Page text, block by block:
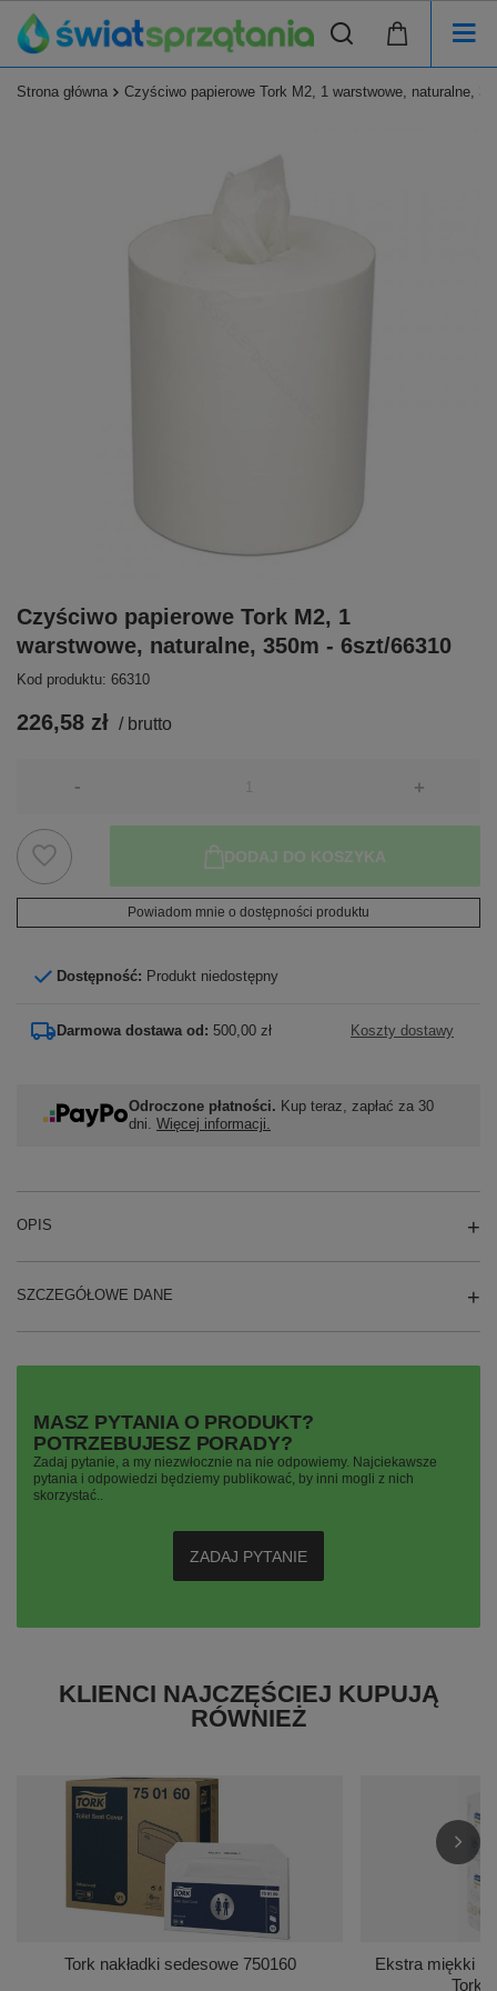
Strona główna Czyściwo papierowe Tork M2, 1 warstwowe, naturalne,
Czyściwo papierowe Tork M2, 1
warstwowe, naturalne, 350m - 6szt/66310
Kod produktu: 66310
226,58 zł / brutto
- +
DODAJ DO KOSZYKA
Powiadom mnie o dostępności produktu
Dostępność: Produkt niedostępny
Darmowa dostawa od: 500,00 zł Koszty dostawy
Odroczone płatności. Kup teraz, zapłać za 30
dni. Więcej informacji.
OPIS
SZCZEGÓŁOWE DANE
MASZ PYTANIA O PRODUKT?
POTRZEBUJESZ PORADY?
Zadaj pytanie, a my niezwłocznie na nie odpowiemy. Najciekawsze
pytania i odpowiedzi będziemy publikować, by inni mogli z nich
skorzystać..
ZADAJ PYTANIE
KLIENCI NAJCZĘŚCIEJ KUPUJĄ
RÓWNIEŻ
Tork nakładki sedesowe 750160
Ekstra miękki
Tork